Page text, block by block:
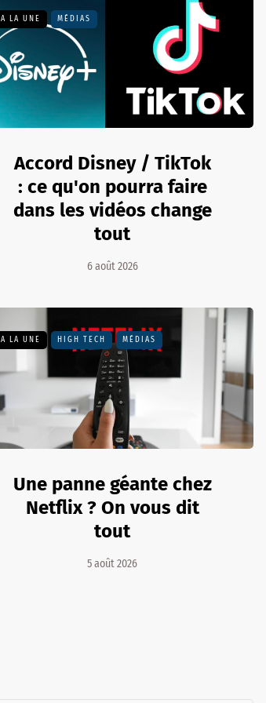
A LA UNE MÉDIAS
Accord Disney / TikTok
: ce qu'on pourra faire
dans les vidéos change
tout
6 août 2026
A LA UNE HIGH TECH MÉDIAS
Une panne géante chez
Netflix ? On vous dit
tout
5 août 2026